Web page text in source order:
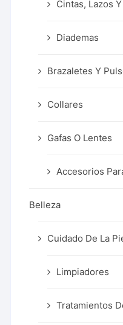
Cintas, Lazos
Diademas
Brazaletes Y
Collares
Gafas O Lentes
Accesorios
Belleza
Cuidado De La
Limpiadores
Tratamientos